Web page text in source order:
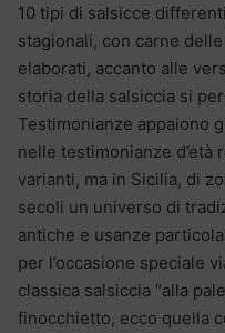
10 tipi di salsicce
stagionali, con carne
elaborati, accanto alle
storia della salsiccia si
Testimonianze appaiono
nelle testimonianze d’età
varianti, ma in Sicilia, di
secoli un universo di
antiche e usanze
per l’occasione speciale
classica salsiccia “alla
finocchietto, ecco quella